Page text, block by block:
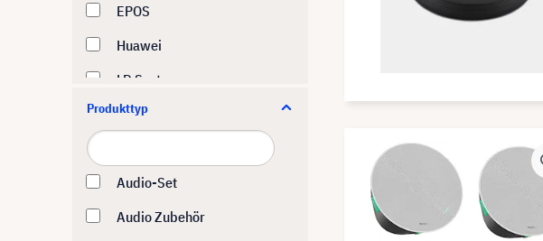
EPOS
Huawei
LD Systems
Logitech
Panasonic
Sennheiser
Produkttyp
Audio-Set
Audio Zubehör